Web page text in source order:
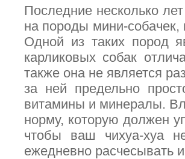
Последние несколько
на породы мини-собачек,
Одной из таких пород
карликовых собак
также она не является
за ней предельно
витамины и минералы.
норму, которую должен
чтобы ваш чихуа-хуа
ежедневно